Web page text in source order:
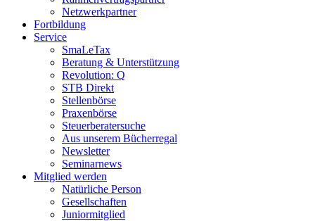
Netzwerkpartner
Fortbildung
Service
SmaLeTax
Beratung & Unterstützung
Revolution: Q
STB Direkt
Stellenbörse
Praxenbörse
Steuerberatersuche
Aus unserem Bücherregal
Newsletter
Seminarnews
Mitglied werden
Natürliche Person
Gesellschaften
Juniormitglied